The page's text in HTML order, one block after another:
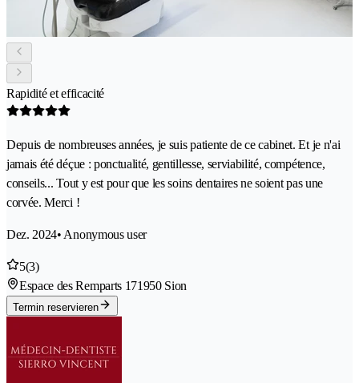
Rapidité et efficacité
Depuis de nombreuses années, je suis patiente de ce cabinet. Et je n'ai
jamais été déçue : ponctualité, gentillesse, serviabilité, compétence,
conseils... Tout y est pour que les soins dentaires ne soient pas une
corvée. Merci !
Dez. 2024• Anonymous user
5(3)
Espace des Remparts 171950 Sion
Termin reservieren